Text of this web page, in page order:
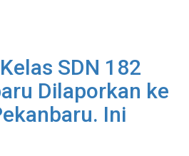
SDN 182
Dilaporkan ke
Ini